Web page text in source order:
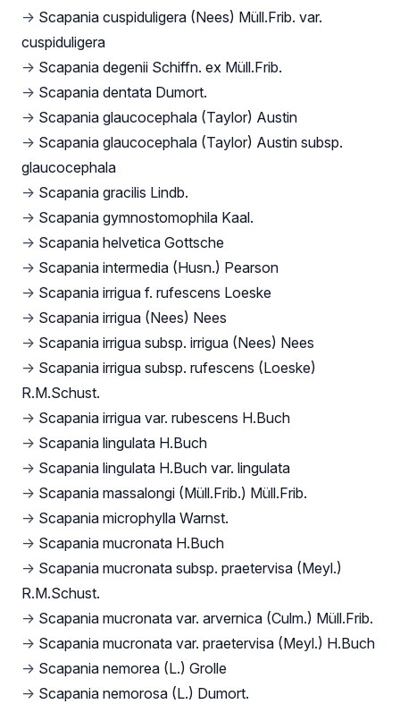
→ Scapania cuspiduligera (Nees) Müll.Frib. var.
cuspiduligera
→ Scapania degenii Schiffn. ex Müll.Frib.
→ Scapania dentata Dumort.
→ Scapania glaucocephala (Taylor) Austin
→ Scapania glaucocephala (Taylor) Austin subsp.
glaucocephala
→ Scapania gracilis Lindb.
→ Scapania gymnostomophila Kaal.
→ Scapania helvetica Gottsche
→ Scapania intermedia (Husn.) Pearson
→ Scapania irrigua f. rufescens Loeske
→ Scapania irrigua (Nees) Nees
→ Scapania irrigua subsp. irrigua (Nees) Nees
→ Scapania irrigua subsp. rufescens (Loeske)
R.M.Schust.
→ Scapania irrigua var. rubescens H.Buch
→ Scapania lingulata H.Buch
→ Scapania lingulata H.Buch var. lingulata
→ Scapania massalongi (Müll.Frib.) Müll.Frib.
→ Scapania microphylla Warnst.
→ Scapania mucronata H.Buch
→ Scapania mucronata subsp. praetervisa (Meyl.)
R.M.Schust.
→ Scapania mucronata var. arvernica (Culm.) Müll.Frib.
→ Scapania mucronata var. praetervisa (Meyl.) H.Buch
→ Scapania nemorea (L.) Grolle
→ Scapania nemorosa (L.) Dumort.